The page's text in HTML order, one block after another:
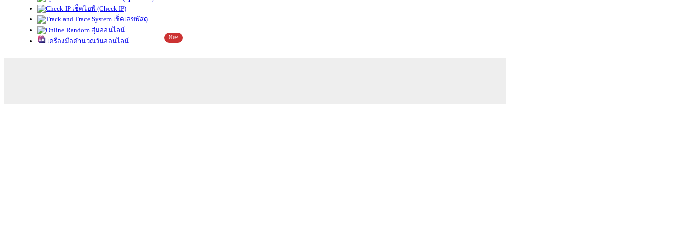
เช็คไอพี (Check IP)
เช็คเลขพัสดุ
สุ่มออนไลน์
เครื่องมือคำนวณวันออนไลน์
New